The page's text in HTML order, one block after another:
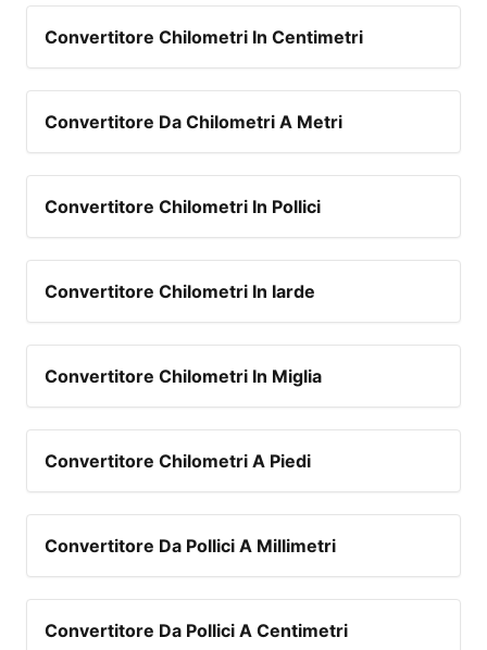
Convertitore Chilometri In Centimetri
Convertitore Da Chilometri A Metri
Convertitore Chilometri In Pollici
Convertitore Chilometri In Iarde
Convertitore Chilometri In Miglia
Convertitore Chilometri A Piedi
Convertitore Da Pollici A Millimetri
Convertitore Da Pollici A Centimetri